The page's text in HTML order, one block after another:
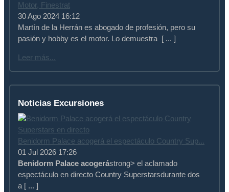
Motor, Finestrat
30 Ago 2024 16:12
Martín de la Herrán es abogado de profesión, pero su
pasión y hobby es el motor. Lo demuestra [ ... ]
Leer más...
Noticias Excursiones
Benidorm Palace acogerá el espectáculo Country Sup...
01 Jul 2026 17:26
Benidorm Palace acogerástrong> el aclamado
espectáculo en directo Country Superstarsdurante dos
a [ ... ]